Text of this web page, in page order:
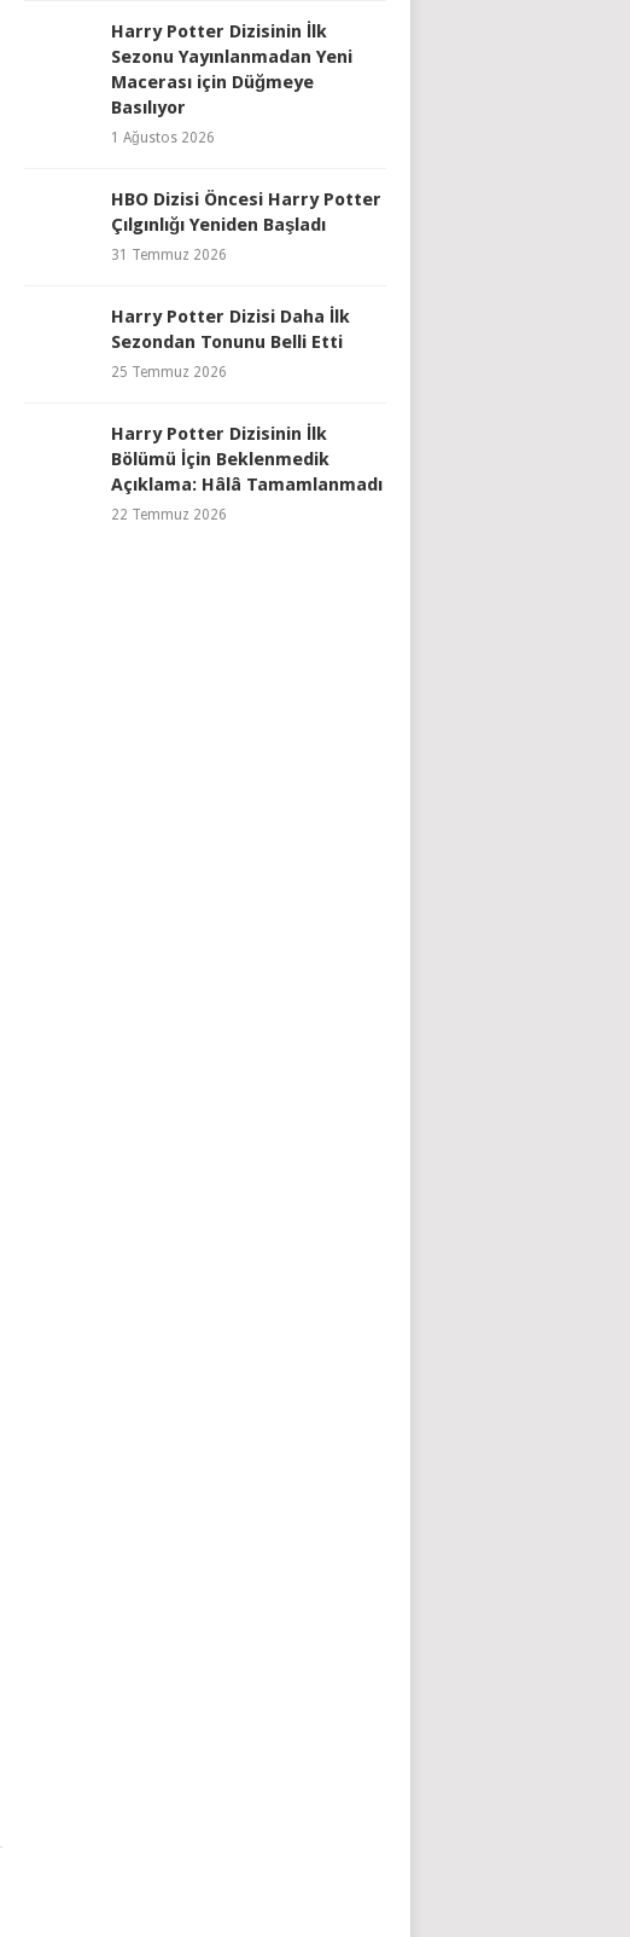
Harry Potter Dizisinin İlk
Sezonu Yayınlanmadan Yeni
Macerası için Düğmeye
Basılıyor
1 Ağustos 2026
HBO Dizisi Öncesi Harry Potter
Çılgınlığı Yeniden Başladı
31 Temmuz 2026
Harry Potter Dizisi Daha İlk
Sezondan Tonunu Belli Etti
25 Temmuz 2026
Harry Potter Dizisinin İlk
Bölümü İçin Beklenmedik
Açıklama: Hâlâ Tamamlanmadı
22 Temmuz 2026